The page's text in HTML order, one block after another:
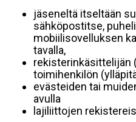
jäseneltä itseltään
sähköpostitse,
mobiilisovelluksen
tavalla,
rekisterinkäsittelijän
toimihenkilön
evästeiden tai
avulla
lajiliittojen